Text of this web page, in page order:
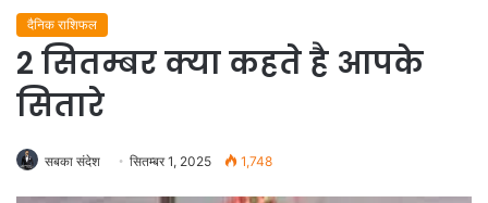
दैनिक राशिफल
2 सितम्बर क्या कहते है आपके
सितारे
सबका संदेश सितम्बर 1, 2025 1,748